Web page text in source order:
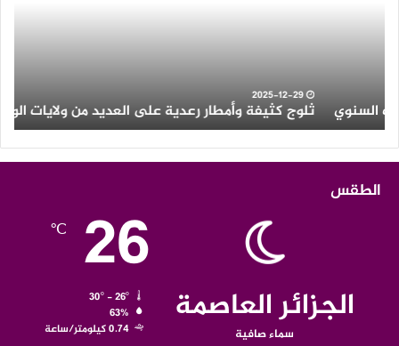
2025-12-29
ثلوج كثيفة وأمطار رعدية على العديد من ولايات الوطن
الطقس
الجزائر العاصمة
سماء صافية
26
℃
63%
0.74 كيلومتر/ساعة